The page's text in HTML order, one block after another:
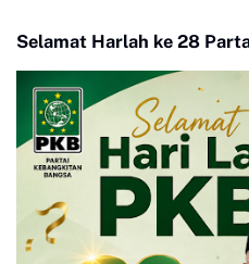
Selamat Harlah ke 28